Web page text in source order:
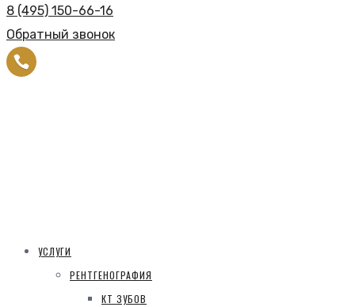
8 (495) 150-66-16
Обратный звонок
УСЛУГИ
РЕНТГЕНОГРАФИЯ
КТ ЗУБОВ